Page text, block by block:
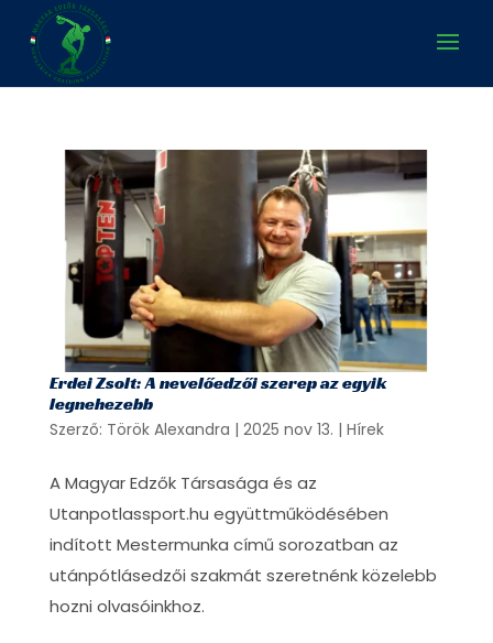
Erdei Zsolt: A nevelőedzői szerep az egyik
legnehezebb
Szerző: Török Alexandra | 2025 nov 13. | Hírek
A Magyar Edzők Társasága és az
Utanpotlassport.hu együttműködésében
indított Mestermunka című sorozatban az
utánpótlásedzői szakmát szeretnénk közelebb
hozni olvasóinkhoz.